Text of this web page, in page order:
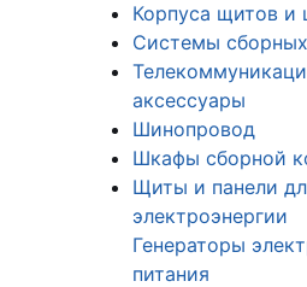
Корпуса щитов и
Системы
аксессуары
Шинопровод
Шкафы сборной
Щиты и панели
электроэнергии
Генераторы
питания